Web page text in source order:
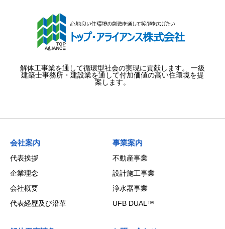
解体工事業を通して循環型社会の実現に貢献します。 一級
建築士事務所・建設業を通して付加価値の高い住環境を提
案します。
会社案内
代表挨拶
企業理念
会社概要
代表経歴及び沿革
事業案内
不動産事業
設計施工事業
浄水器事業
UFB DUAL™